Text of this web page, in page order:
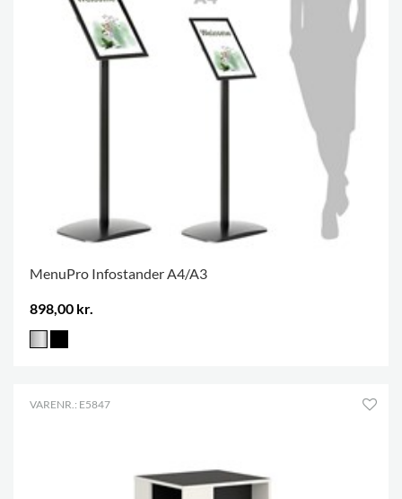
MenuPro Infostander A4/A3
898,00 kr.
VARENR.: E5847